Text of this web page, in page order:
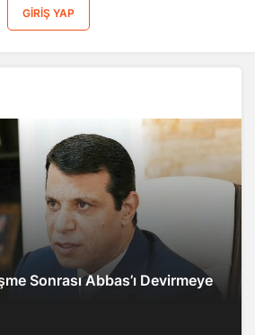
GIRIŞ YAP
Sonrası Abbas’ı Devirmeye